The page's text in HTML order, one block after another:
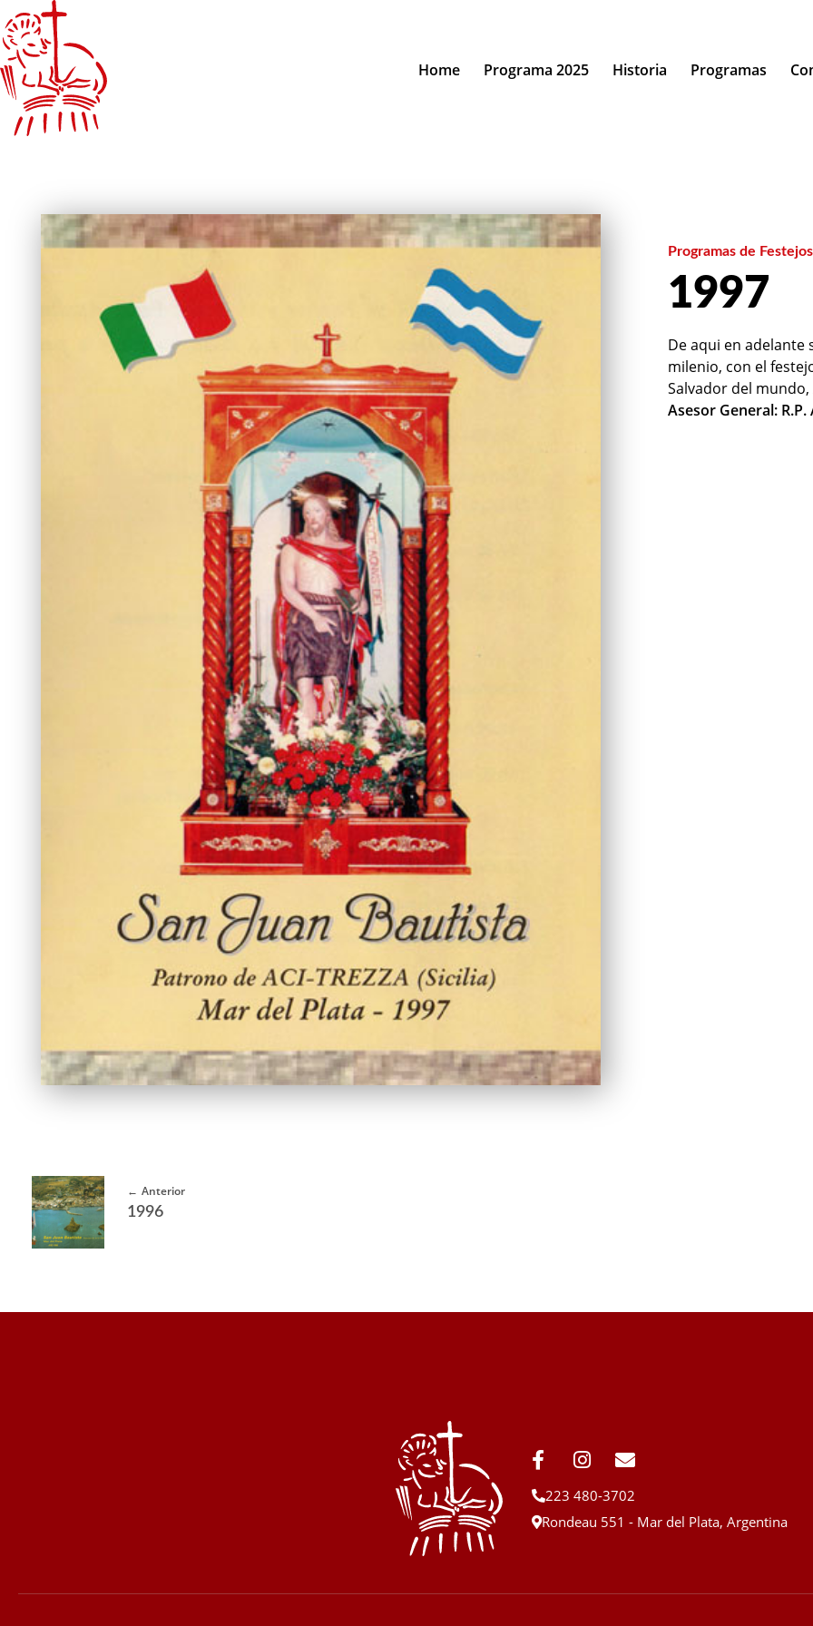
Home Programa 2025 Historia Programas
Programas de Festejos
1997
De aqui en adelante
milenio, con el
Salvador del mundo,
Asesor General:
Anterior
1996
223 480-3702
Rondeau 551 - Mar del Plata, Argentina